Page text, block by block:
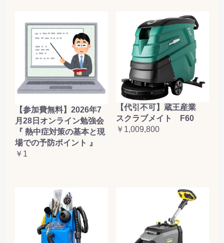
【参加費無料】2026年7
月28日オンライン勉強会
『 熱中症対策の基本と現
場での予防ポイント 』
￥1
【代引不可】蔵王産業
スクラブメイト F60
￥1,009,800